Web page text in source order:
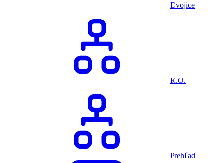
Dvojice
K.O.
Prehľad